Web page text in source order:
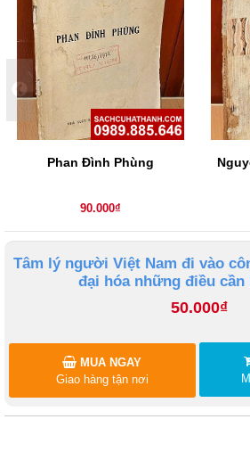
Phan Đình Phùng
90.000₫
Tâm lý người Việt Nam đi vào
đại hóa những điều cần
50.000₫
MUA NGAY
Giao hàng tận nơi